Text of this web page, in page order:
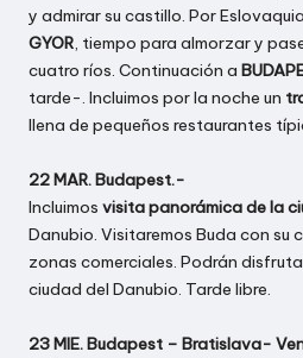
y admirar su castillo. Por
GYOR, tiempo para almorzar y
cuatro ríos. Continuación a
tarde-. Incluimos por la noche un
llena de pequeños restaurantes
22 MAR. Budapest.-
Incluimos visita panorámica de la
Danubio. Visitaremos Buda con su
zonas comerciales. Podrán
ciudad del Danubio. Tarde libre.
23 MIE. Budapest – Bratislava-